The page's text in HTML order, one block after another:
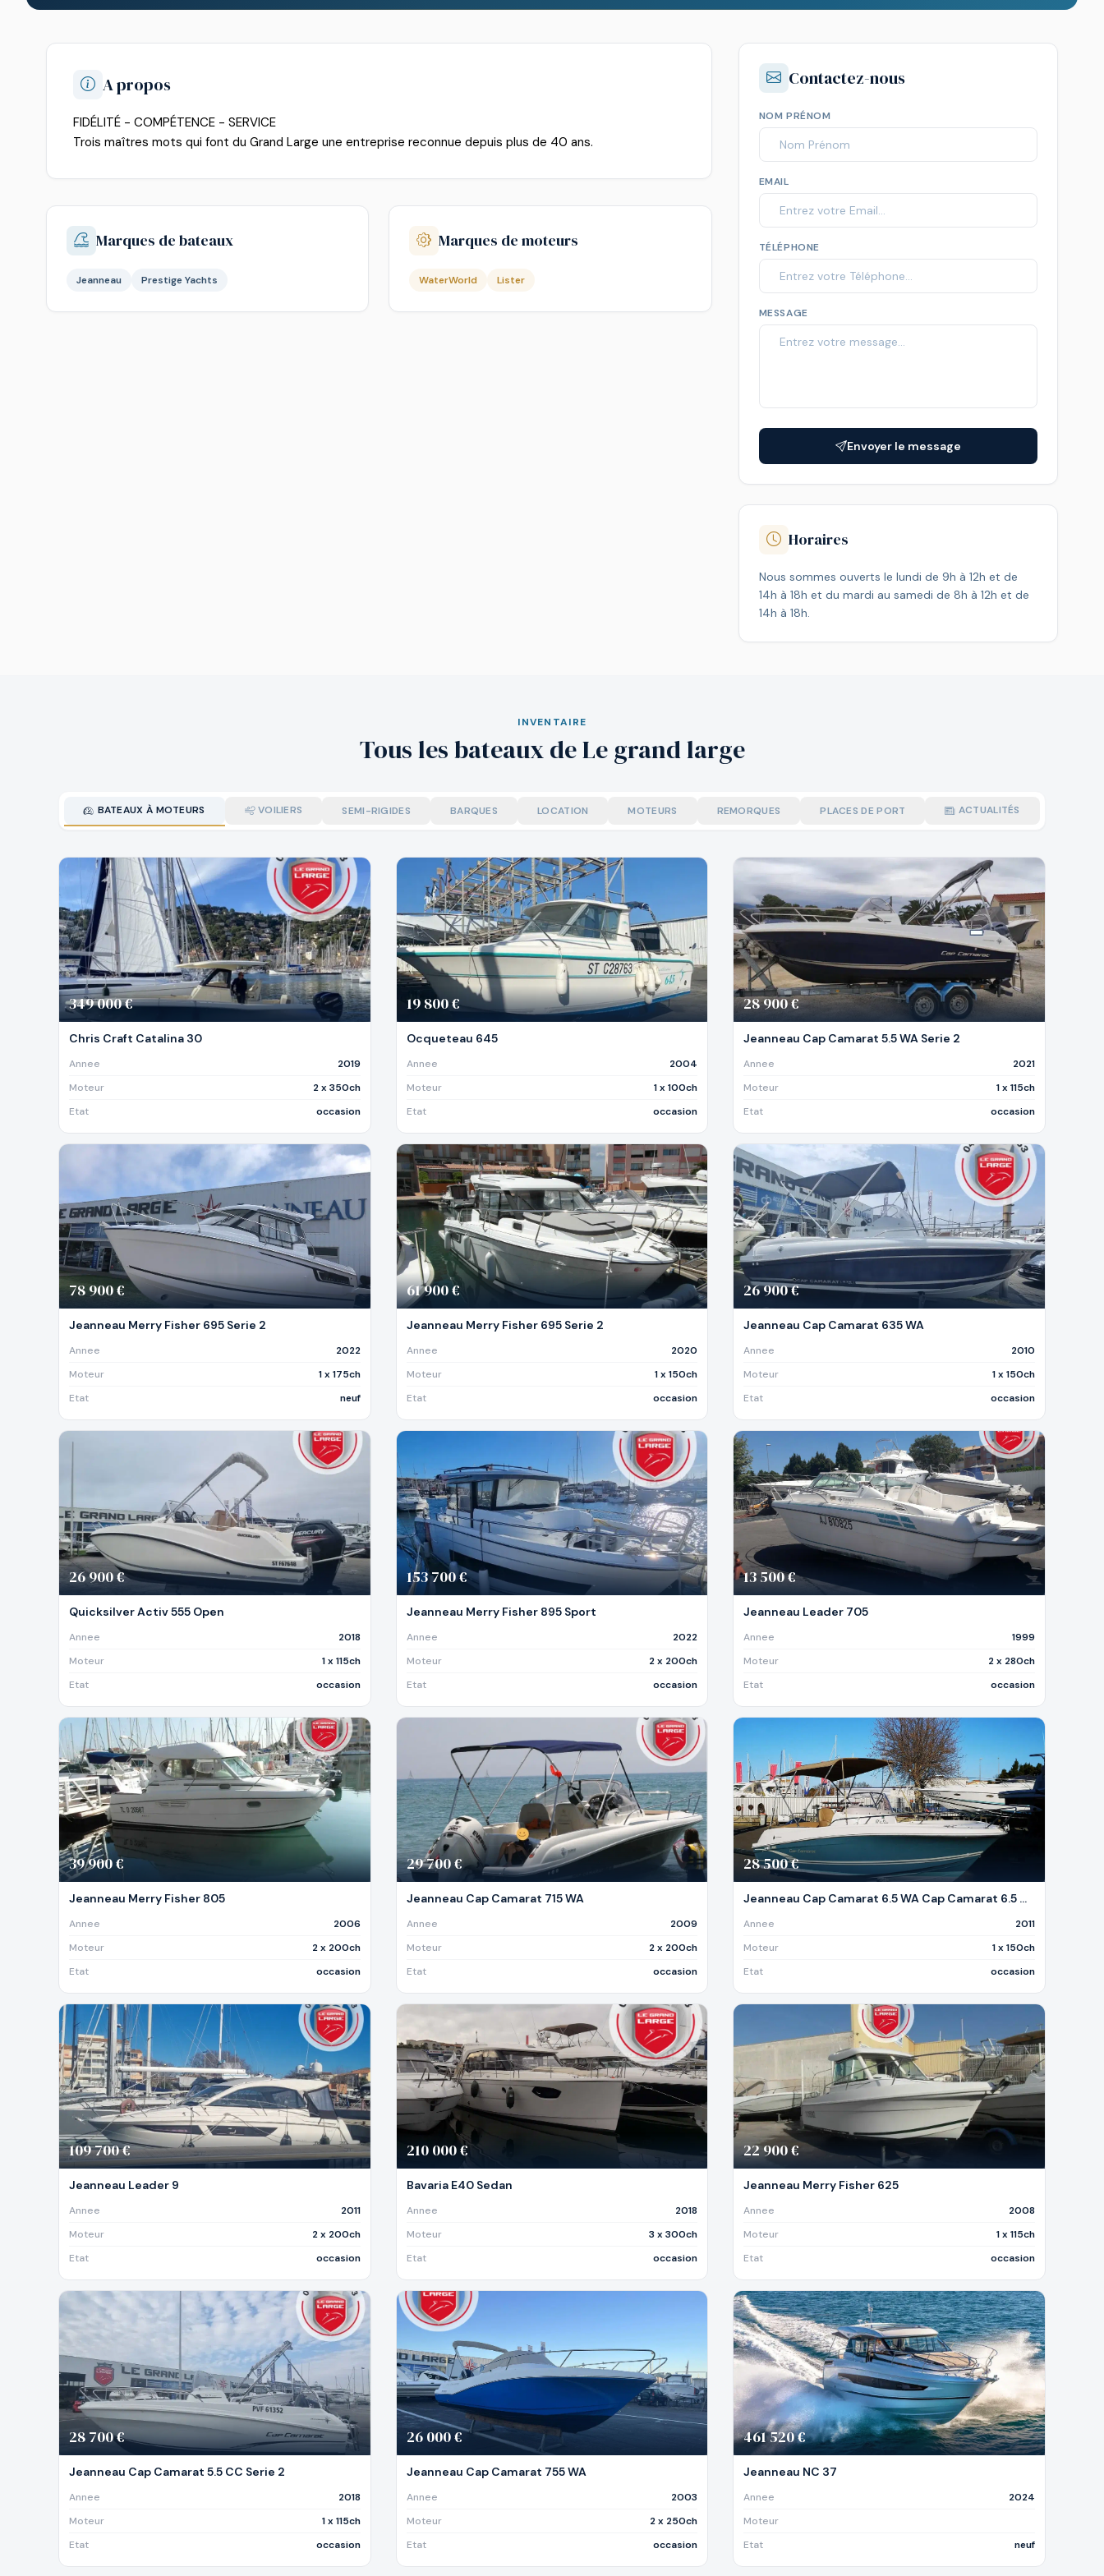
A propos
FIDÉLITÉ - COMPÉTENCE - SERVICE
Trois maîtres mots qui font du Grand Large une entreprise reconnue depuis plus de 40 ans.
Marques de bateaux
Jeanneau Prestige Yachts
Marques de moteurs
WaterWorld Lister
Contactez-nous
NOM PRÉNOM
EMAIL
TÉLÉPHONE
MESSAGE
Envoyer le message
Horaires
Nous sommes ouverts le lundi de 9h à 12h et de
14h à 18h et du mardi au samedi de 8h à 12h et de
14h à 18h.
INVENTAIRE
Tous les bateaux de Le grand large
BATEAUX À MOTEURS VOILIERS SEMI-RIGIDES BARQUES LOCATION MOTEURS REMORQUES PLACES DE PORT ACTUALITÉS
349 000 €
Chris Craft Catalina 30
Annee
2019
Moteur
2 x 350ch
Etat
occasion
19 800 €
Ocqueteau 645
Annee
2004
Moteur
1 x 100ch
Etat
occasion
28 900 €
Jeanneau Cap Camarat 5.5 WA Serie 2
Annee
2021
Moteur
1 x 115ch
Etat
occasion
78 900 €
Jeanneau Merry Fisher 695 Serie 2
Annee
2022
Moteur
1 x 175ch
Etat
neuf
61 900 €
Jeanneau Merry Fisher 695 Serie 2
Annee
2020
Moteur
1 x 150ch
Etat
occasion
26 900 €
Jeanneau Cap Camarat 635 WA
Annee
2010
Moteur
1 x 150ch
Etat
occasion
26 900 €
Quicksilver Activ 555 Open
Annee
2018
Moteur
1 x 115ch
Etat
occasion
153 700 €
Jeanneau Merry Fisher 895 Sport
Annee
2022
Moteur
2 x 200ch
Etat
occasion
13 500 €
Jeanneau Leader 705
Annee
1999
Moteur
2 x 280ch
Etat
occasion
39 900 €
Jeanneau Merry Fisher 805
Annee
2006
Moteur
2 x 200ch
Etat
occasion
29 700 €
Jeanneau Cap Camarat 715 WA
Annee
2009
Moteur
2 x 200ch
Etat
occasion
28 500 €
Jeanneau Cap Camarat 6.5 WA Cap Camarat 6.5 Open
Annee
2011
Moteur
1 x 150ch
Etat
occasion
109 700 €
Jeanneau Leader 9
Annee
2011
Moteur
2 x 200ch
Etat
occasion
210 000 €
Bavaria E40 Sedan
Annee
2018
Moteur
3 x 300ch
Etat
occasion
22 900 €
Jeanneau Merry Fisher 625
Annee
2008
Moteur
1 x 115ch
Etat
occasion
28 700 €
Jeanneau Cap Camarat 5.5 CC Serie 2
Annee
2018
Moteur
1 x 115ch
Etat
occasion
26 000 €
Jeanneau Cap Camarat 755 WA
Annee
2003
Moteur
2 x 250ch
Etat
occasion
461 520 €
Jeanneau NC 37
Annee
2024
Moteur
Etat
neuf